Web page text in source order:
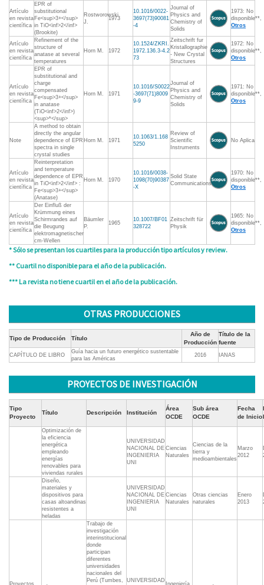
Artículo
en revista
científica
EPR of
substitutional
Fe<sup>3+</sup>
in TiO<inf>2</inf>
(Brookite)
Rostworowski
J.
1973
10.1016/0022-
3697(73)90081
-4
Journal of
Physics and
Chemistry of
Solids
1973: No
disponible**,
Otros
Artículo
en revista
científica
Refinement of the
structure of
anatase at several
temperatures
Horn M. 1972
10.1524/ZKRI.
1972.136.3-4.2
73
Zeitschrift fur
Kristallographie
- New Crystal
Structures
1972: No
disponible**,
Otros
Artículo
en revista
científica
EPR of
substitutional and
charge
compensated
Fe<sup>3+</sup>
in anatase
(TiO<inf>2</inf>)
<sup>*</sup>
Horn M. 1971
10.1016/S0022
-3697(71)8009
9-9
Journal of
Physics and
Chemistry of
Solids
1971: No
disponible**,
Otros
Note
A method to obtain
directly the angular
dependence of EPR
spectra in single
crystal studies
Horn M. 1971
10.1063/1.168
5250
Review of
Scientific
Instruments
No Aplica
Artículo
en revista
científica
Reinterpretation
and temperature
dependence of EPR
in TiO<inf>2</inf> :
Fe<sup>3+</sup>
(Anatase)
Horn M. 1970
10.1016/0038-
1098(70)90387
-X
Solid State
Communications
1970: No
disponible**,
Otros
Artículo
en revista
científica
Der Einfluß der
Krümmung eines
Schirmrandes auf
die Beugung
elektromagnetischer
cm-Wellen
Bäumler
P.
1965
10.1007/BF01
328722
Zeitschrift für
Physik
1965: No
disponible**,
Otros
* Sólo se presentan los cuartiles para la producción tipo artículos y review.
** Cuartil no disponible para el año de la publicación.
*** La revista no tiene cuartil en el año de la publicación.
OTRAS PRODUCCIONES
Tipo de Producción Título
Año de
Producción
Título de la
fuente
CAPÍTULO DE LIBRO
Guía hacia un futuro energético sustentable
para las Américas
2016 IANAS
PROYECTOS DE INVESTIGACIÓN
Tipo
Proyecto
Título Descripción Institución
Área
OCDE
Sub área
OCDE
Fecha
de Inicio
Optimización de
la eficiencia
energética
empleando
energías
renovables para
viviendas rurales
UNIVERSIDAD
NACIONAL DE
INGENIERIA
UNI
Ciencias
Naturales
Ciencias de la
tierra y
medioambientales
Marzo
2012
Diseño,
materiales y
dispositivos para
casas altoandinas
resistentes a
heladas
UNIVERSIDAD
NACIONAL DE
INGENIERIA
UNI
Ciencias
Naturales
Otras ciencias
naturales
Enero
2013
Proyectos
Trabajo de
investigación
interinstitucional
donde
participan
diferentes
universidades
nacionales del
Perú (Tumbes,
UNIVERSIDAD
Ingeniería